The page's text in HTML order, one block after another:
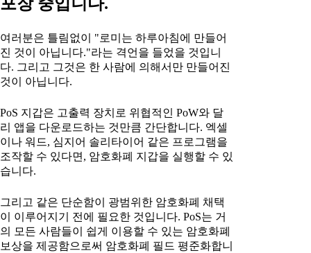
여러분은 틀림없이 "로미는 하루아침에 만들어
진 것이 아닙니다."라는 격언을 들었을 것입니
다. 그리고 그것은 한 사람에 의해서만 만들어진
것이 아닙니다.
PoS 지갑은 고출력 장치로 위협적인 PoW와 달
리 앱을 다운로드하는 것만큼 간단합니다. 엑셀
이나 워드, 심지어 솔리타이어 같은 프로그램을
조작할 수 있다면, 암호화폐 지갑을 실행할 수 있
습니다.
그리고 같은 단순함이 광범위한 암호화폐 채택
이 이루어지기 전에 필요한 것입니다. PoS는 거
의 모든 사람들이 쉽게 이용할 수 있는 암호화폐
보상을 제공함으로써 암호화폐 필드 평준화합니